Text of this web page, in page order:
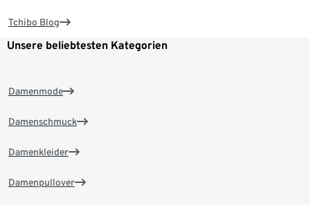
Tchibo Blog
Unsere beliebtesten Kategorien
Damenmode
Damenschmuck
Damenkleider
Damenpullover